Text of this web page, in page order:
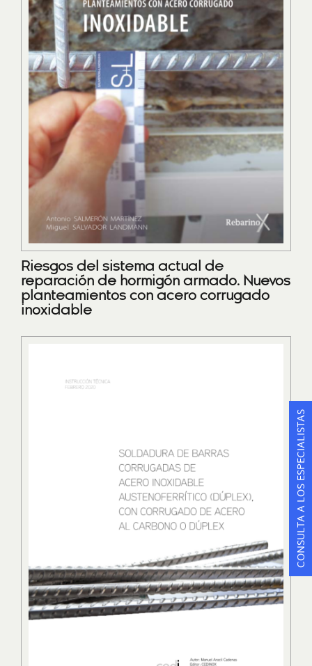
Riesgos del sistema actual de
reparación de hormigón armado. Nuevos
planteamientos con acero corrugado
inoxidable
CONSULTA A LOS ESPECIALISTAS